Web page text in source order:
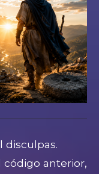
disculpas.
anterior,